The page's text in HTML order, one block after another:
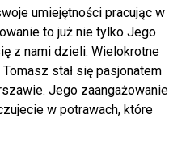
umiejętności pracując w
to już nie tylko Jego
z nami dzieli. Wielokrotne
stał się pasjonatem
Jego zaangażowanie
w potrawach, które